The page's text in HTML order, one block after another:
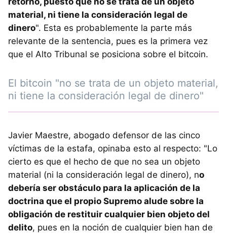
material, ni tiene la consideración legal de
dinero". Esta es probablemente la parte más
relevante de la sentencia, pues es la primera vez
que el Alto Tribunal se posiciona sobre el bitcoin.
El bitcoin "no se trata de un objeto material,
ni tiene la consideración legal de dinero"
Javier Maestre, abogado defensor de las cinco
víctimas de la estafa, opinaba esto al respecto: "Lo
cierto es que el hecho de que no sea un objeto
material (ni la consideración legal de dinero), no
debería ser obstáculo para la aplicación de la
doctrina que el propio Supremo alude sobre la
obligación de restituir cualquier bien objeto del
delito, pues en la noción de cualquier bien han de